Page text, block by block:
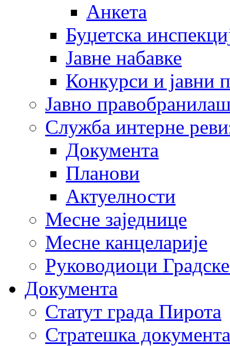
Анкета
Буџетска
Јавне набавке
Конкурси и јавни
Јавно
Служба интерне
Документа
Планови
Актуелности
Месне заједнице
Месне канцеларије
Руководиоци
Документа
Статут града Пирота
Стратешка документа